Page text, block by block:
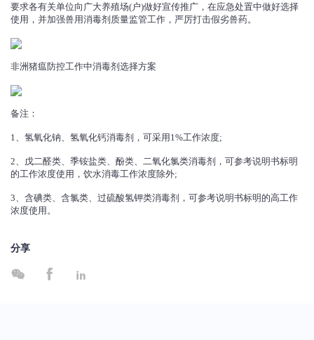
要求各有关单位向广大养殖场(户)做好宣传推广，在应急处置中做好选择
使用，并加强兽用消毒剂质量监管工作，严厉打击假劣兽药。
非洲猪瘟防控工作中消毒剂选择方案
备注：
1、氢氧化钠、氢氧化钙消毒剂，可采用1%工作浓度;
2、戊二醛类、季铵盐类、酚类、二氧化氯类消毒剂，可参考说明书标明
的工作浓度使用，饮水消毒工作浓度除外;
3、含碘类、含氯类、过硫酸氢钾类消毒剂，可参考说明书标明的高工作
浓度使用。
分享
  